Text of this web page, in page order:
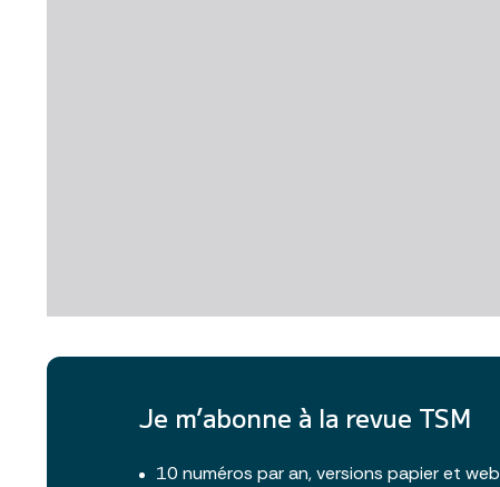
Je m’abonne à la revue TSM
10 numéros par an, versions papier et web